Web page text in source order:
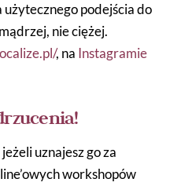
podejścia do
nie ciężej.
, na Instagramie
uznajesz go za
workshopów